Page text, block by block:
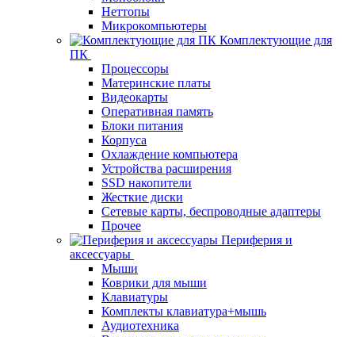
Неттопы
Микрокомпьютеры
Комплектующие для
ПК
Процессоры
Материнские платы
Видеокарты
Оперативная память
Блоки питания
Корпуса
Охлаждение компьютера
Устройства расширения
SSD накопители
Жесткие диски
Сетевые карты, беспроводные адаптеры
Прочее
Периферия и
аксессуары
Мыши
Коврики для мыши
Клавиатуры
Комплекты клавиатура+мышь
Аудиотехника